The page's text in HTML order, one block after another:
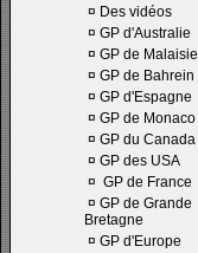
¤ Des vidéos
¤ GP d'Australie
¤ GP de Malaisie
¤ GP de Bahrein
¤ GP d'Espagne
¤ GP de Monaco
¤ GP du Canada
¤ GP des USA
¤ GP de France
¤ GP de Grande
Bretagne
¤ GP d'Europe